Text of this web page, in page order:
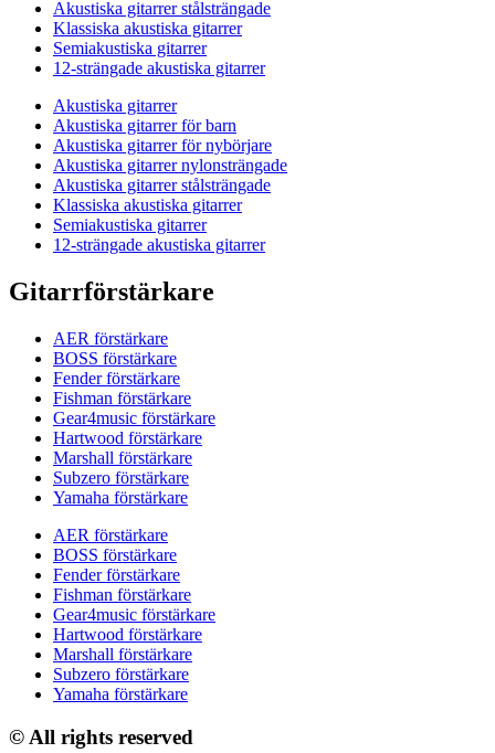
Akustiska gitarrer stålsträngade
Klassiska akustiska gitarrer
Semiakustiska gitarrer
12-strängade akustiska gitarrer
Akustiska gitarrer
Akustiska gitarrer för barn
Akustiska gitarrer för nybörjare
Akustiska gitarrer nylonsträngade
Akustiska gitarrer stålsträngade
Klassiska akustiska gitarrer
Semiakustiska gitarrer
12-strängade akustiska gitarrer
Gitarrförstärkare
AER förstärkare
BOSS förstärkare
Fender förstärkare
Fishman förstärkare
Gear4music förstärkare
Hartwood förstärkare
Marshall förstärkare
Subzero förstärkare
Yamaha förstärkare
AER förstärkare
BOSS förstärkare
Fender förstärkare
Fishman förstärkare
Gear4music förstärkare
Hartwood förstärkare
Marshall förstärkare
Subzero förstärkare
Yamaha förstärkare
© All rights reserved